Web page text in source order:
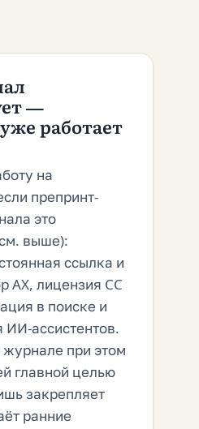
—
работает
на
препринт-
это
выше):
ссылка и
AX, лицензия CC
в поиске и
ИИ-ассистентов.
при этом
главной целью
закрепляет
ранние